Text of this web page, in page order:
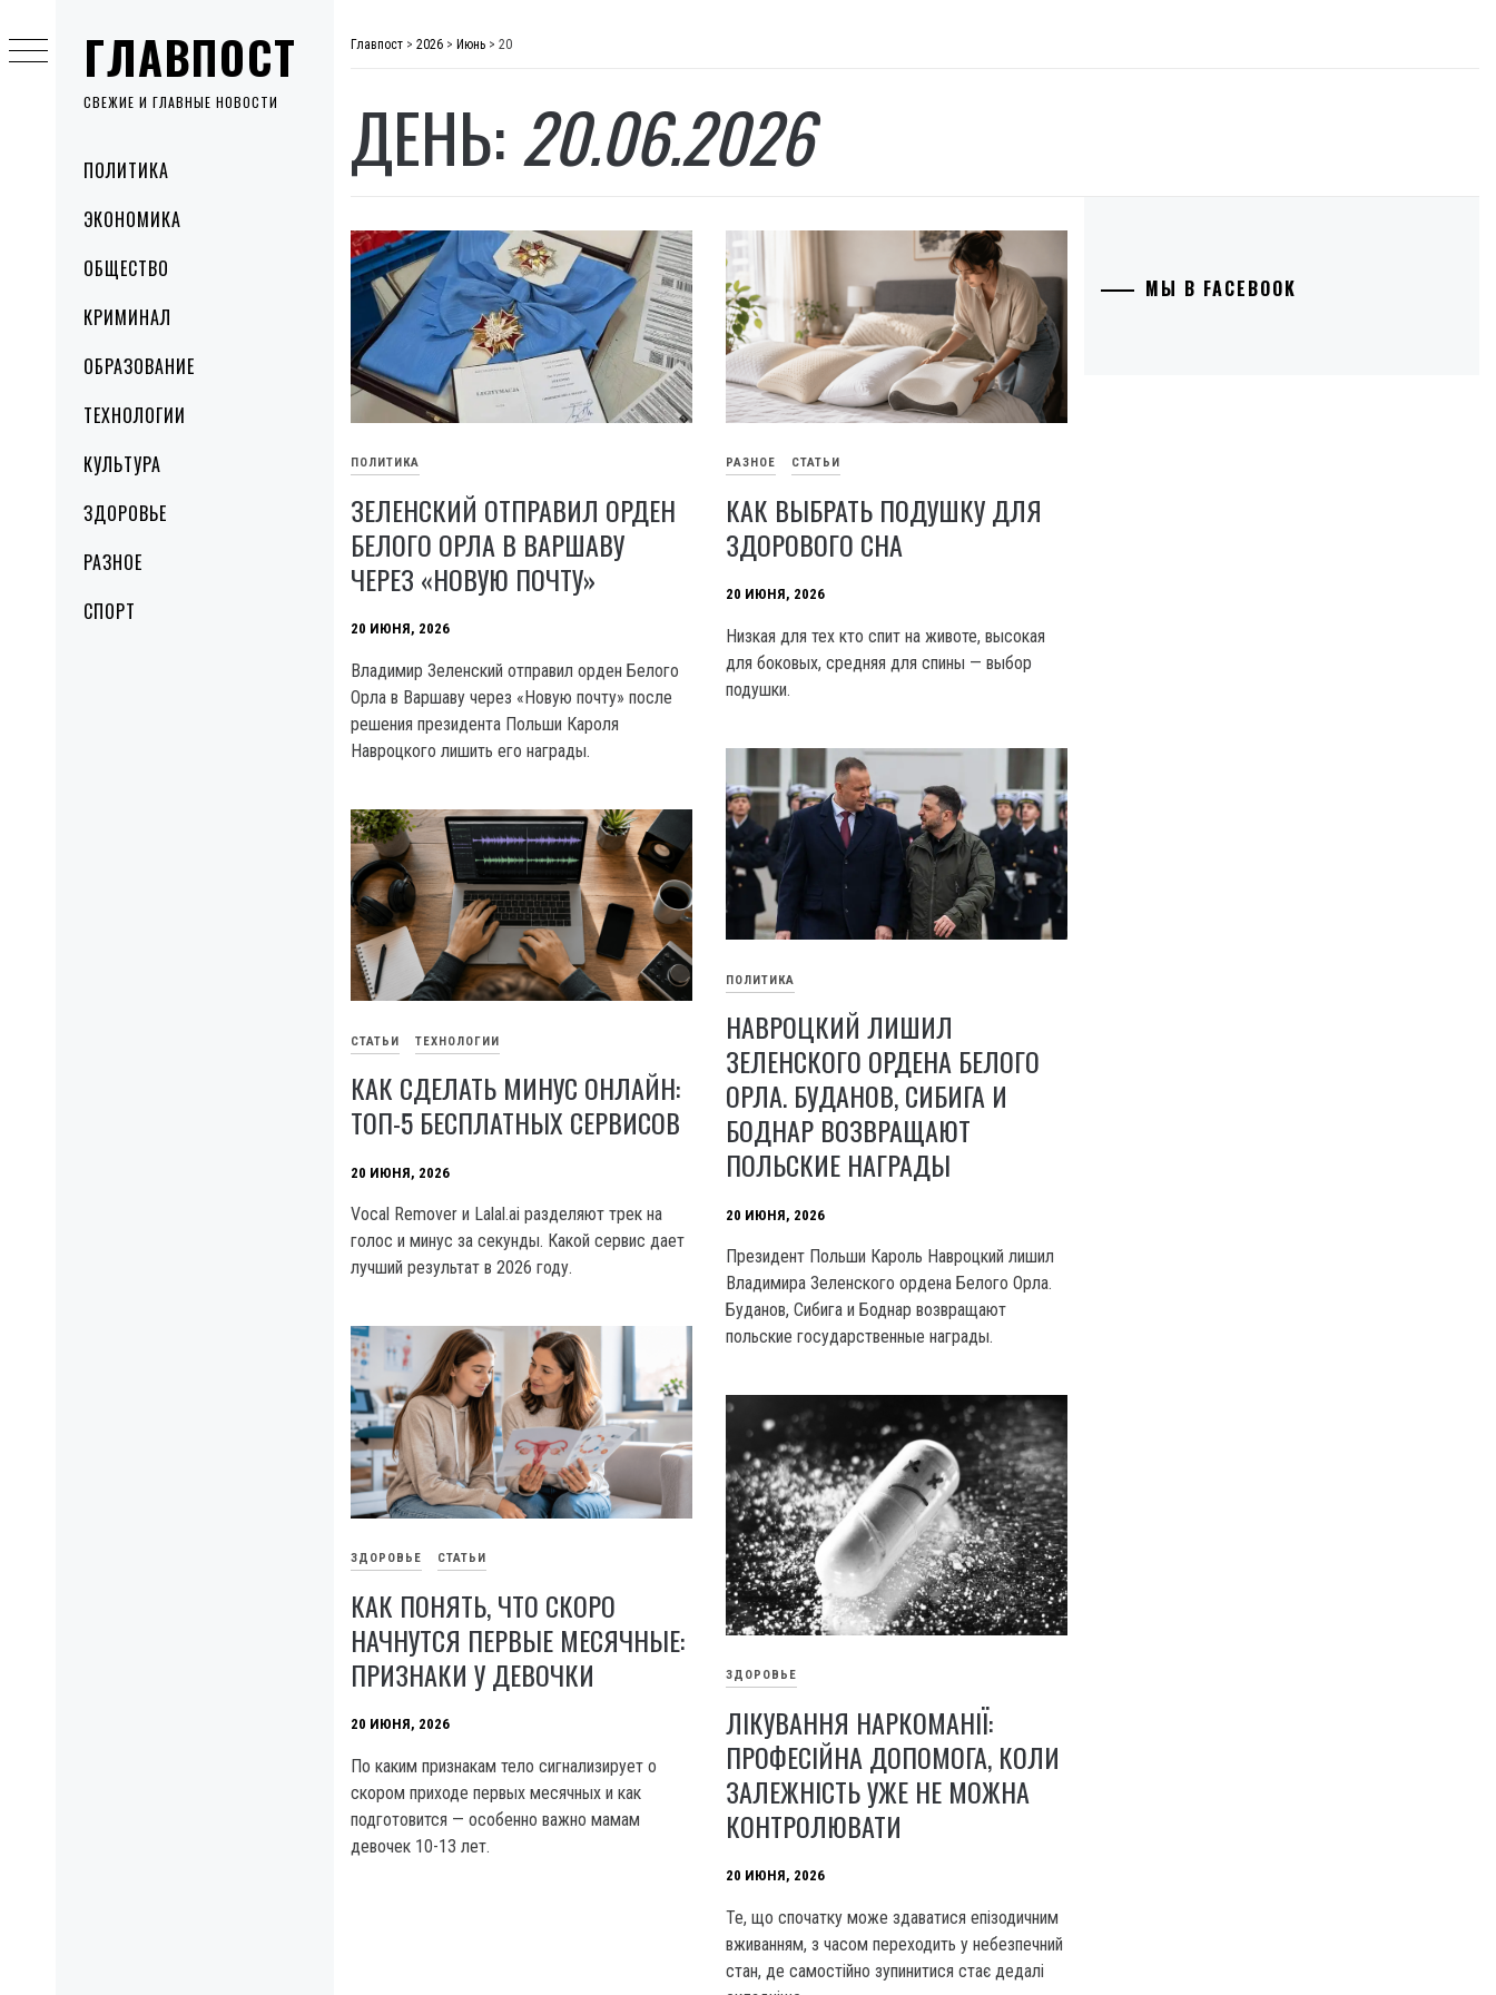
ГЛАВПОСТ
СВЕЖИЕ И ГЛАВНЫЕ НОВОСТИ
MenuПОЛИТИКА
ЭКОНОМИКА
ОБЩЕСТВО
КРИМИНАЛ
ОБРАЗОВАНИЕ
ТЕХНОЛОГИИ
КУЛЬТУРА
ЗДОРОВЬЕ
РАЗНОЕ
СПОРТ
to
content
Главпост > 2026 > Июнь > 20
ДЕНЬ:20.06.2026
ПОЛИТИКА
ЗЕЛЕНСКИЙ ОТПРАВИЛ ОРДЕН
БЕЛОГО ОРЛА В ВАРШАВУ
ЧЕРЕЗ «НОВУЮ ПОЧТУ»
20 ИЮНЯ, 2026
Владимир Зеленский отправил орден Белого
Орла в Варшаву через «Новую почту» после
решения президента Польши Кароля
Навроцкого лишить его награды.
РАЗНОЕ СТАТЬИ
КАК ВЫБРАТЬ ПОДУШКУ ДЛЯ
ЗДОРОВОГО СНА
20 ИЮНЯ, 2026
Низкая для тех кто спит на животе, высокая
для боковых, средняя для спины — выбор
подушки.
ПОЛИТИКА
НАВРОЦКИЙ ЛИШИЛ
ЗЕЛЕНСКОГО ОРДЕНА БЕЛОГО
ОРЛА. БУДАНОВ, СИБИГА И
БОДНАР ВОЗВРАЩАЮТ
ПОЛЬСКИЕ НАГРАДЫ
20 ИЮНЯ, 2026
Президент Польши Кароль Навроцкий лишил
Владимира Зеленского ордена Белого Орла.
Буданов, Сибига и Боднар возвращают
польские государственные награды.
СТАТЬИ ТЕХНОЛОГИИ
КАК СДЕЛАТЬ МИНУС ОНЛАЙН:
ТОП-5 БЕСПЛАТНЫХ СЕРВИСОВ
20 ИЮНЯ, 2026
Vocal Remover и Lalal.ai разделяют трек на
голос и минус за секунды. Какой сервис дает
лучший результат в 2026 году.
ЗДОРОВЬЕ СТАТЬИ
КАК ПОНЯТЬ, ЧТО СКОРО
НАЧНУТСЯ ПЕРВЫЕ МЕСЯЧНЫЕ:
ПРИЗНАКИ У ДЕВОЧКИ
20 ИЮНЯ, 2026
По каким признакам тело сигнализирует о
скором приходе первых месячных и как
подготовится — особенно важно мамам
девочек 10-13 лет.
ЗДОРОВЬЕ
ЛІКУВАННЯ НАРКОМАНІЇ:
ПРОФЕСІЙНА ДОПОМОГА, КОЛИ
ЗАЛЕЖНІСТЬ УЖЕ НЕ МОЖНА
КОНТРОЛЮВАТИ
20 ИЮНЯ, 2026
Те, що спочатку може здаватися епізодичним
вживанням, з часом переходить у небезпечний
стан, де самостійно зупинитися стає дедалі
МЫ В FACEBOOK